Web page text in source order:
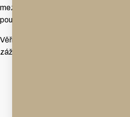
mezinárodní kuchyně, pobavit se při
pouze posedět nad sklenkou dobrého
Věříme, že pobyt u nás pro vás bude
zážitkem.